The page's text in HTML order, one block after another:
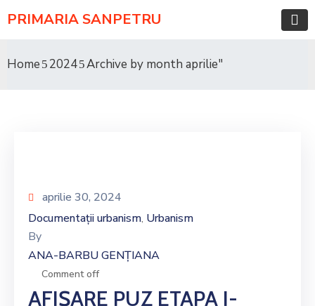
PRIMARIA SANPETRU
Home 2024 Archive by month aprilie"
aprilie 30, 2024
Documentații urbanism‚ Urbanism
By
ANA-BARBU GENȚIANA
Comment off
AFIȘARE PUZ ETAPA I-